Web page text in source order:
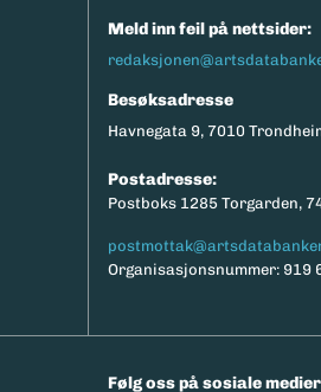
Meld inn feil på nettsider:
Besøksadresse
Havnegata 9, 7010
Postadresse:
Postboks 1285 Torgarden,
Organisasjonsnummer: 919
Følg oss på sosiale medier